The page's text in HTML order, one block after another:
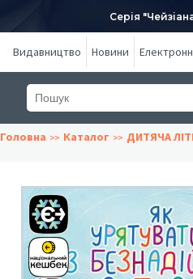
Серія
Видавництво Новини
Головна Каталог ДИТЯЧА